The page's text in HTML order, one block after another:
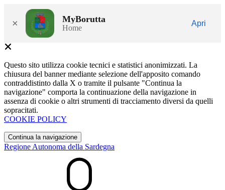
× MyBorutta
Home
Apri
Questo sito utilizza cookie tecnici e statistici anonimizzati. La
chiusura del banner mediante selezione dell'apposito comando
contraddistinto dalla X o tramite il pulsante "Continua la
navigazione" comporta la continuazione della navigazione in
assenza di cookie o altri strumenti di tracciamento diversi da quelli
sopracitati.
COOKIE POLICY
Continua la navigazione
Regione Autonoma della Sardegna